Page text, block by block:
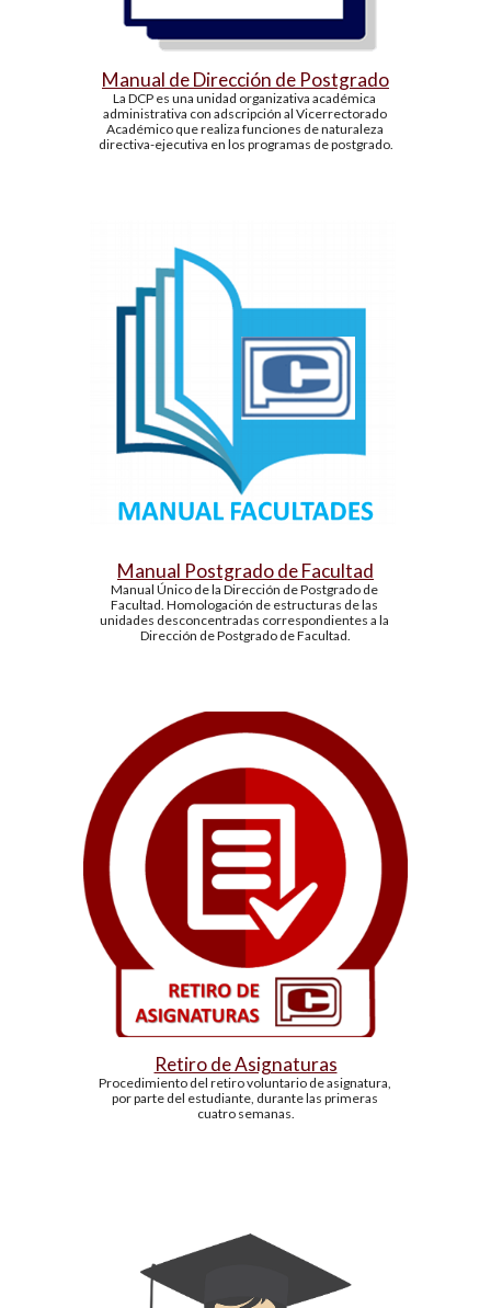
Manual de Dirección de Postgrado
La DCP es una unidad organizativa académica
administrativa con adscripción al Vicerrectorado
Académico que realiza funciones de naturaleza
directiva-ejecutiva en los programas de postgrado.
Manual Postgrado de Facultad
Manual Único de la Dirección de Postgrado de
Facultad. Homologación de estructuras de las
unidades desconcentradas correspondientes a la
Dirección de Postgrado de Facultad.
Retiro de Asignaturas
Procedimiento del retiro voluntario de asignatura,
por parte del estudiante, durante las primeras
cuatro semanas.